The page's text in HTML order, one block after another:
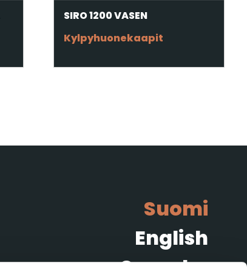
SIRO 1200 VASEN
Kylpyhuonekaapit
Suomi
English
Svenska